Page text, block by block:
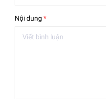
Nội dung *